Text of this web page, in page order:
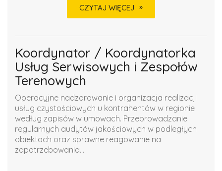
CZYTAJ WIĘCEJ
Koordynator / Koordynatorka
Usług Serwisowych i Zespołów
Terenowych
Operacyjne nadzorowanie i organizacja realizacji
usług czystościowych u kontrahentów w regionie
według zapisów w umowach. Przeprowadzanie
regularnych audytów jakościowych w podległych
obiektach oraz sprawne reagowanie na
zapotrzebowania...